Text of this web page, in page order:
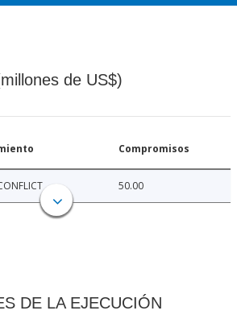
de US$)
Compromisos
50.00
DE LA EJECUCIÓN